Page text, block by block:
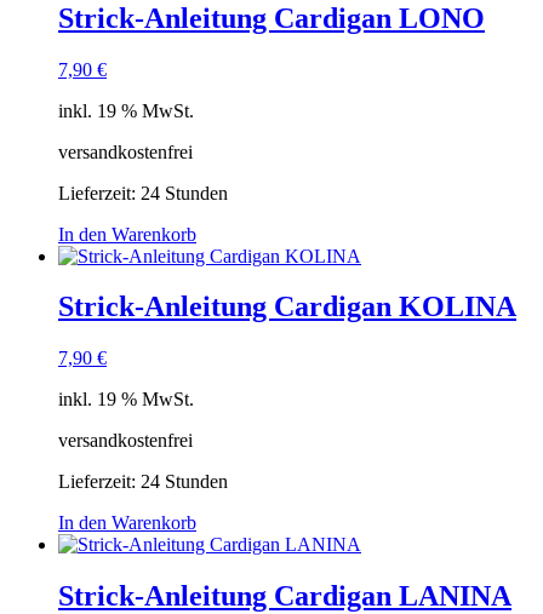
Strick-Anleitung Cardigan LONO
7,90 €
inkl. 19 % MwSt.
versandkostenfrei
Lieferzeit: 24 Stunden
In den Warenkorb
Strick-Anleitung Cardigan KOLINA
7,90 €
inkl. 19 % MwSt.
versandkostenfrei
Lieferzeit: 24 Stunden
In den Warenkorb
Strick-Anleitung Cardigan LANINA